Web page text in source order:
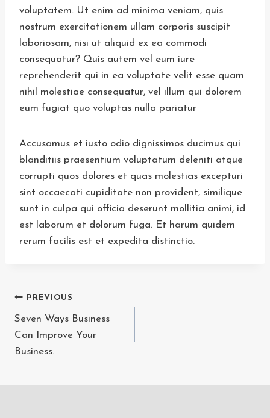
voluptatem. Ut enim ad minima veniam, quis
nostrum exercitationem ullam corporis suscipit
laboriosam, nisi ut aliquid ex ea commodi
consequatur? Quis autem vel eum iure
reprehenderit qui in ea voluptate velit esse quam
nihil molestiae consequatur, vel illum qui dolorem
eum fugiat quo voluptas nulla pariatur
Accusamus et iusto odio dignissimos ducimus qui
blanditiis praesentium voluptatum deleniti atque
corrupti quos dolores et quas molestias excepturi
sint occaecati cupiditate non provident, similique
sunt in culpa qui officia deserunt mollitia animi, id
est laborum et dolorum fuga. Et harum quidem
rerum facilis est et expedita distinctio.
Post
navigation
PREVIOUS
Seven Ways Business
Can Improve Your
Business.